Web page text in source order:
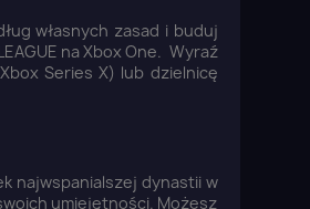
własnych zasad i buduj
na Xbox One. Wyraź
Series X) lub dzielnicę
najwspanialszej dynastii w
umiejętności. Możesz